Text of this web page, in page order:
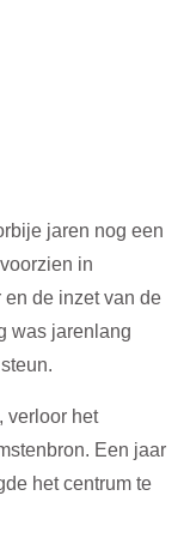
jaren nog een
in
en de inzet van de
was jarenlang
verloor het
Een jaar
het centrum te